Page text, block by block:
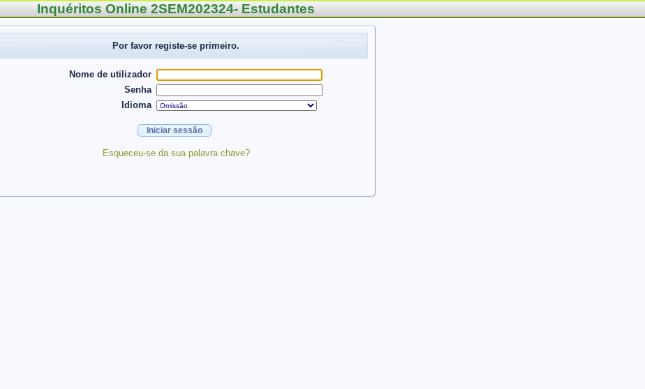
Inquéritos Online 2SEM202324- Estudantes
Por favor registe-se primeiro.
Nome de utilizador
Senha
Idioma
Esqueceu-se da sua palavra chave?